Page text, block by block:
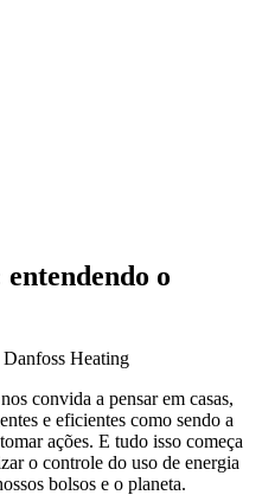
o
Heating
convida a pensar em casas,
e eficientes como sendo a
ações. E tudo isso começa
o controle do uso de energia
bolsos e o planeta.